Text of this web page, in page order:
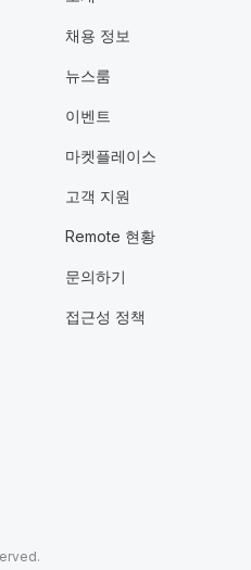
채용 정보
뉴스룸
이벤트
마켓플레이스
고객 지원
Remote 현황
문의하기
접근성 정책